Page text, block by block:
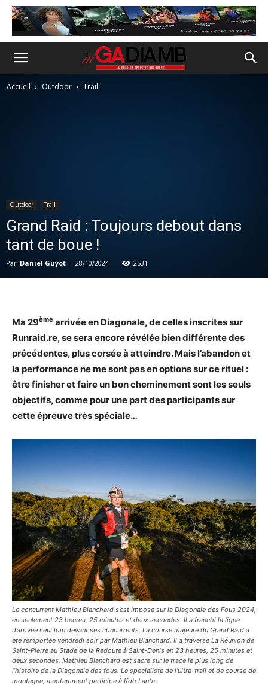
Accueil Outdoor Trail
Outdoor Trail
Grand Raid : Toujours debout dans
tant de boue !
Par Daniel Guyot - 28/10/2024 2531
Ma 29ème arrivée en Diagonale, de celles inscrites sur
Runraid.re, se sera encore révélée bien différente des
précédentes, plus corsée à atteindre. Mais l’abandon et
la performance ne me sont pas en options sur ce rituel :
être finisher et faire un bon cheminement sont les seuls
objectifs, comme pour une part des participants sur
cette épreuve très spéciale…
Le concurrent Mathieu Blanchard s’est impose sur la Diagonale des Fous 2024,
en seulement 23 heures, 25 minutes et deux secondes. Il a franchi la ligne
d’arrivee seul loin devant ses concurrents. La course majeure du Grand Raid a
ete remportee vendredi soir par Mathieu Blanchard. Il a traverse La Réunion de
Saint-Pierre au Stade de la Redoute à Saint-Denis en 23 heures, 25 minutes et
deux secondes. Mathieu Blanchard est sacre sur le trace le plus long de
l’histoire de la Diagonale des fous. Le specialiste de l’ultra-trail et de course de
montagne, a notamment participe à Koh Lanta.